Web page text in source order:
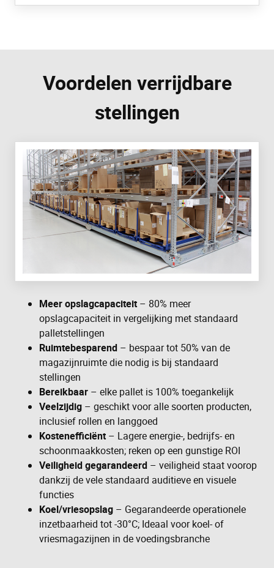
Voordelen verrijdbare
stellingen
Meer opslagcapaciteit– 80% meer
opslagcapaciteit in vergelijking met standaard
palletstellingen
Ruimtebesparend – bespaar tot 50% van de
magazijnruimte die nodig is bij standaard
stellingen
Bereikbaar – elke pallet is 100% toegankelijk
Veelzijdig – geschikt voor alle soorten producten,
inclusief rollen en langgoed
Kostenefficiënt– Lagere energie-, bedrijfs- en
schoonmaakkosten; reken op een gunstige ROI
Veiligheid gegarandeerd – veiligheid staat voorop
dankzij de vele standaard auditieve en visuele
functies
Koel/vriesopslag – Gegarandeerde operationele
inzetbaarheid tot -30°C; Ideaal voor koel- of
vriesmagazijnen in de voedingsbranche